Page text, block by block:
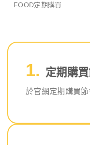
FOOD定期購買
定期購
於官網定期購買